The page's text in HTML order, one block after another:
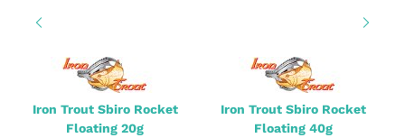
Iron Trout Sbiro Rocket
Floating 20g
Iron Trout Sbiro Rocket
Floating 40g